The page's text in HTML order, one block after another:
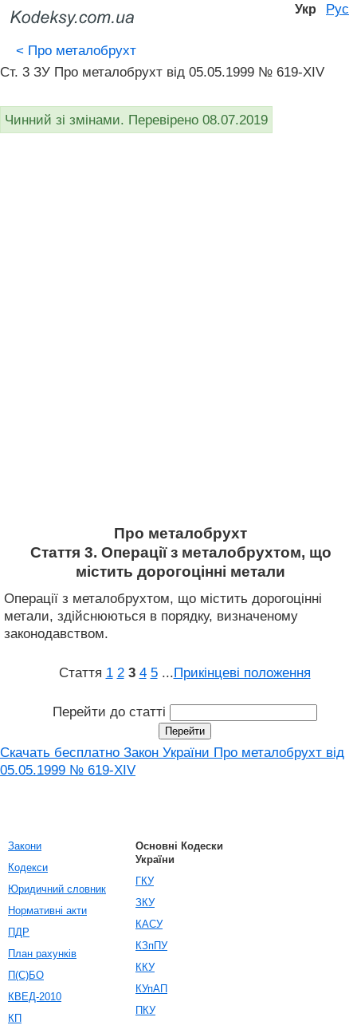
Укр Рус
< Про металобрухт
Ст. 3 ЗУ Про металобрухт від 05.05.1999 № 619-XIV
Чинний зі змінами. Перевірено 08.07.2019
Про металобрухт
Стаття 3. Операції з металобрухтом, що
містить дорогоцінні метали
Операції з металобрухтом, що містить дорогоцінні
метали, здійснюються в порядку, визначеному
законодавством.
Стаття 1 2 3 4 5 ...Прикінцеві положення
Перейти до статті
Скачать бесплатно Закон України Про металобрухт від
05.05.1999 № 619-XIV
Закони
Кодекси
Юридичний словник
Нормативні акти
ПДР
План рахунків
П(С)БО
КВЕД-2010
КП
Основні Кодески
України
ГКУ
ЗКУ
КАСУ
КЗпПУ
ККУ
КУпАП
ПКУ